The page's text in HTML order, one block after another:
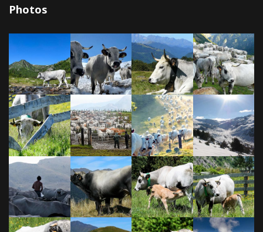
Photos